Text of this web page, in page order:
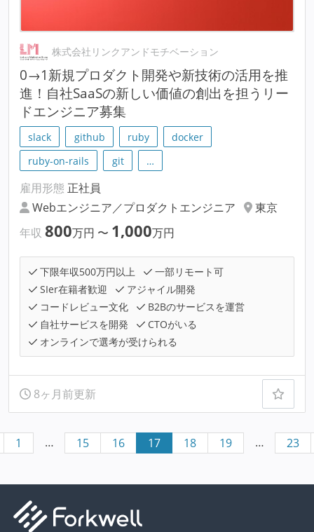
株式会社リンクアンドモチベーション
0→1新規プロダクト開発や新技術の活用を推
進！自社SaaSの新しい価値の創出を担うリー
ドエンジニア募集
slack github ruby
docker
ruby-on-rails
git …
雇用形態 正社員
Webエンジニア／プロダクトエンジニア
東京
年収 800万円 〜 1,000万円
下限年収500万円以上
一部リモート可
SIer在籍者歓迎
アジャイル開発
コードレビュー文化
B2Bのサービスを運営
自社サービスを開発
CTOがいる
オンラインで選考が受けられる
8ヶ月前更新
1 … 15 16 17 18 19 … 23